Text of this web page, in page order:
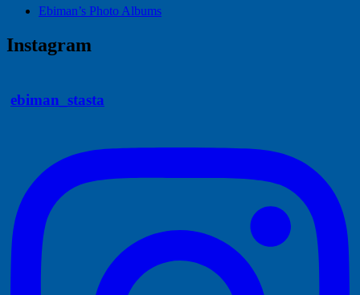
Ebiman’s Photo Albums
Instagram
ebiman_stasta